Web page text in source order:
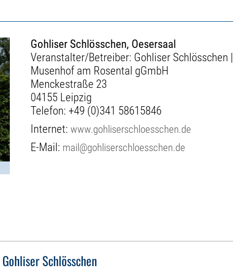
Gohliser Schlösschen, Oesersaal
Veranstalter/Betreiber: Gohliser Schlösschen |
Musenhof am Rosental gGmbH
Menckestraße 23
04155 Leipzig
Telefon: +49 (0)341 58615846
Internet:www.gohliserschloesschen.de
E-Mail: mail@gohliserschloesschen.de
Gohliser Schlösschen